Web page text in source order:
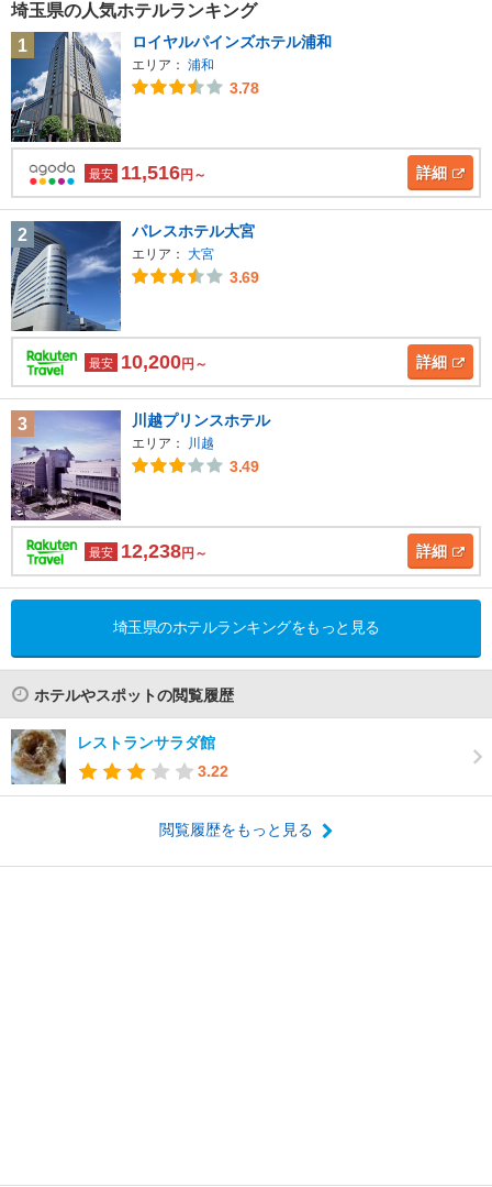
埼玉県の人気ホテルランキング
1
ロイヤルパインズホテル浦和
エリア： 浦和
3.78
最安 11,516円～ 詳細
2 パレスホテル大宮
エリア： 大宮
3.69
最安 10,200円～ 詳細
3 川越プリンスホテル
エリア： 川越
3.49
最安 12,238円～ 詳細
埼玉県のホテルランキングをもっと見る
ホテルやスポットの閲覧履歴
レストランサラダ館
3.22
閲覧履歴をもっと見る